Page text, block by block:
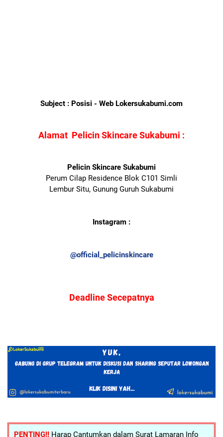
Subject : Posisi - Web Lokersukabumi.com
Alamat Pelicin Skincare Sukabumi :
Pelicin Skincare Sukabumi
Perum Cilap Residence Blok C101 Simli
Lembur Situ, Gunung Guruh Sukabumi
Instagram :
@official_pelicinskincare
Deadline Secepatnya
PENTING!! Harap Cantumkan dalam Surat Lamaran Info